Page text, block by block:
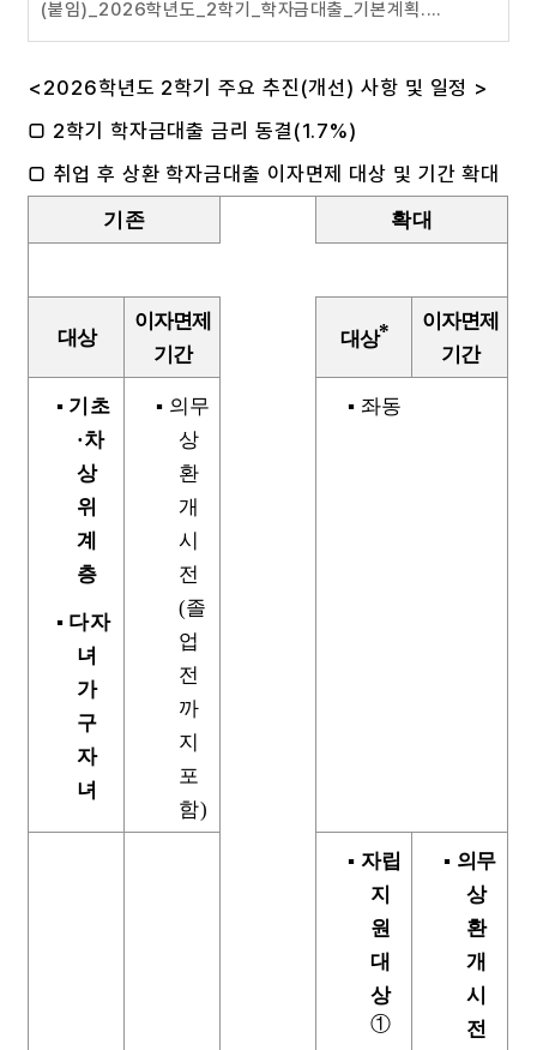
(붙임)_2026학년도_2학기_학자금대출_기본계획.hwpx
<2026학년도 2학기 주요 추진(개선) 사항 및 일정 >
□ 2학기 학자금대출 금리 동결(1.7%)
□ 취업 후 상환 학자금대출 이자면제 대상 및 기간 확대
기존 확대
대상
이자면제
기간
대상*
이자면제
기간
▪ 기초
·차
상
위
계
층
▪ 다자
녀
가
구
자
녀
▪ 의무
상
환
개
시
전
(졸
업
전
까
지
포
함)
▪ 좌동
▪ 자립
지
원
대
상
①
▪ 의무
상
환
개
시
전